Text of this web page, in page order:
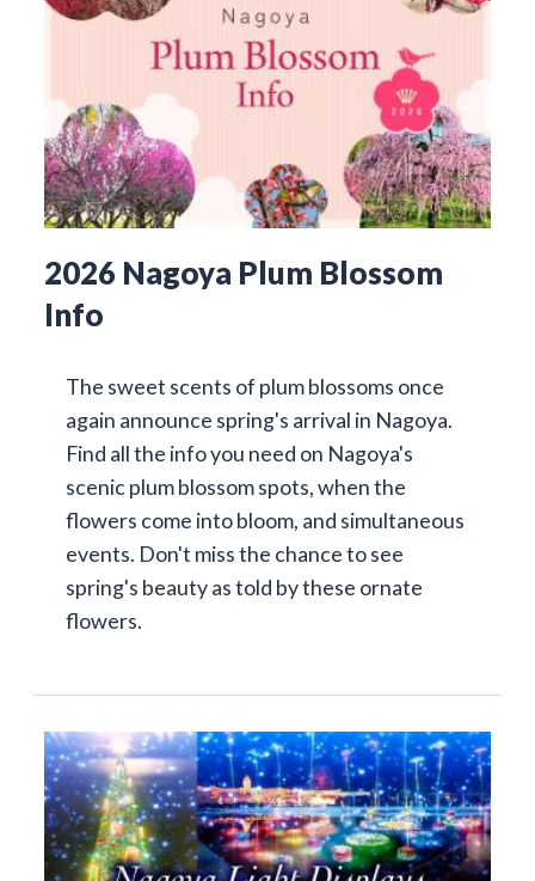
2026 Nagoya Plum Blossom
Info
The sweet scents of plum blossoms once
again announce spring's arrival in Nagoya.
Find all the info you need on Nagoya's
scenic plum blossom spots, when the
flowers come into bloom, and simultaneous
events. Don't miss the chance to see
spring's beauty as told by these ornate
flowers.